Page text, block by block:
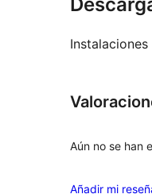
Aún no se han
Añadir mi